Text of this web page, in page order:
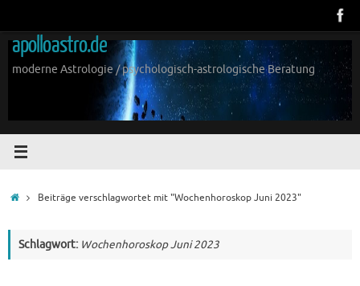
springen
apolloastro.de
moderne Astrologie / psychologisch-astrologische Beratung
StartBeiträge verschlagwortet mit "Wochenhoroskop Juni 2023"
Schlagwort: Wochenhoroskop Juni 2023